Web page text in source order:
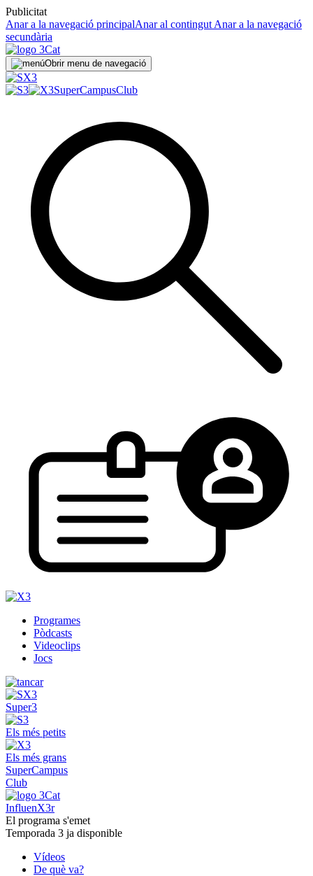
Publicitat
Anar a la navegació principalAnar al contingut Anar a la navegació
secundària
Obrir menu de navegació
SuperCampusClub
Programes
Pòdcasts
Videoclips
Jocs
Super3
Els més petits
Els més grans
SuperCampus
Club
InfluenX3r
El programa s'emet
Temporada 3 ja disponible
Vídeos
De què va?